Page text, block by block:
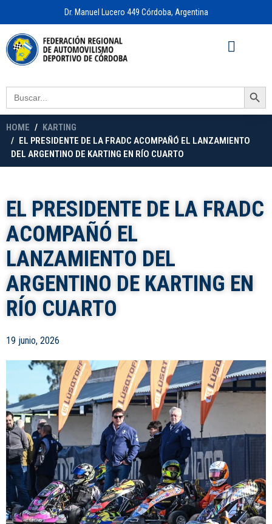
Dr. Manuel Lucero 449 Córdoba, Argentina
Search
for:
Search Button
HOME
KARTING
EL PRESIDENTE DE LA FRADC ACOMPAÑÓ EL LANZAMIENTO
DEL ARGENTINO DE KARTING EN RÍO CUARTO
EL PRESIDENTE DE LA FRADC
ACOMPAÑÓ EL
LANZAMIENTO DEL
ARGENTINO DE KARTING EN
RÍO CUARTO
19 junio, 2026